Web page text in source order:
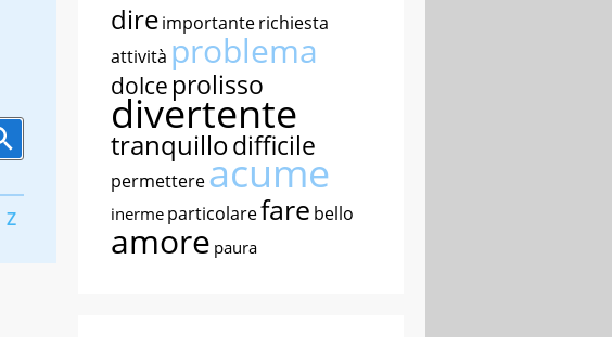
Z
direimportanterichiesta
attività problema
dolce prolisso
divertente
tranquillodifficile
permettereacume
inerme particolarefare bello
amore paura